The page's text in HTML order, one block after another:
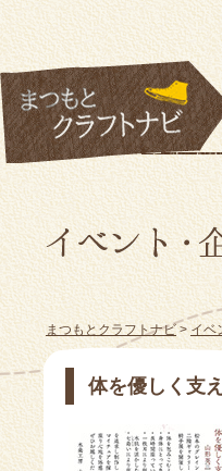
まつもとクラフトナビ>イベ
体を優しく支